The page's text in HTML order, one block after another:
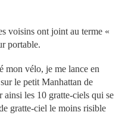
voisins ont joint au terme «
portable.
mon vélo, je me lance en
le petit Manhattan de
les 10 gratte-ciels qui se
gratte-ciel le moins risible